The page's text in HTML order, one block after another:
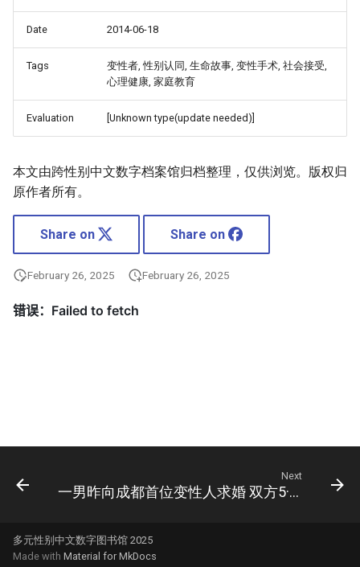
Date 2014-06-18
Tags
变性者, 性别认同, 生命故事, 变性手术, 社会接受,
心理健康, 家庭教育
Evaluation [Unknown type(update needed)]
本文由跨性别中文数字档案馆归档整理，仅供浏览。版权归
原作者所有。
Share on Share on
February 26, 2025 February 26, 2025
Next
一男昨向成都首位变性人求婚 双方5·1结婚(图)
多元性别中文数字图书馆 2025
Made with Material for MkDocs